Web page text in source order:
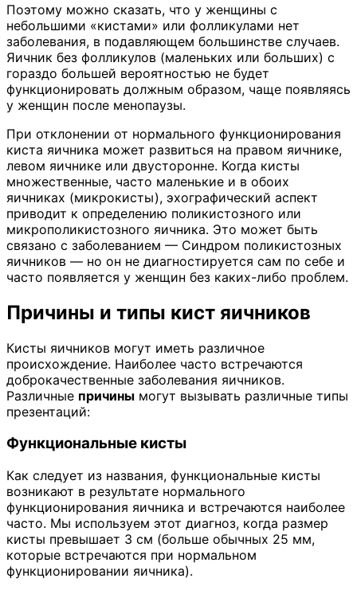
Поэтому можно сказать, что у женщины с
небольшими «кистами» или фолликулами нет
заболевания, в подавляющем большинстве случаев.
Яичник без фолликулов (маленьких или больших) с
гораздо большей вероятностью не будет
функционировать должным образом, чаще появляясь
у женщин после менопаузы.
При отклонении от нормального функционирования
киста яичника может развиться на правом яичнике,
левом яичнике или двусторонне. Когда кисты
множественные, часто маленькие и в обоих
яичниках (микрокисты), эхографический аспект
приводит к определению поликистозного или
микрополикистозного яичника. Это может быть
связано с заболеванием — Синдром поликистозных
яичников — но он не диагностируется сам по себе и
часто появляется у женщин без каких-либо проблем.
Причины и типы кист яичников
Кисты яичников могут иметь различное
происхождение. Наиболее часто встречаются
доброкачественные заболевания яичников.
Различные причины могут вызывать различные типы
презентаций:
Функциональные кисты
Как следует из названия, функциональные кисты
возникают в результате нормального
функционирования яичника и встречаются наиболее
часто. Мы используем этот диагноз, когда размер
кисты превышает 3 см (больше обычных 25 мм,
которые встречаются при нормальном
функционировании яичника).